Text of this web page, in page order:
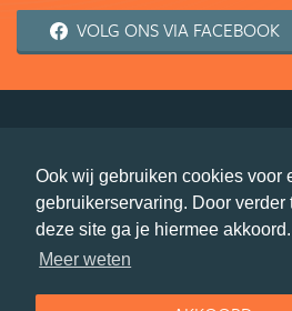
Ook wij gebruiken cookies voor
gebruikerservaring. Door verder
deze site ga je hiermee akkoord.
Meer weten
VOLG ONS VIA FACEBOOK
© Getaway Travel| all rights reserved
Adverteren Handige Links
Copyright
Privacy statement
Volg MiddenAmerika.nl